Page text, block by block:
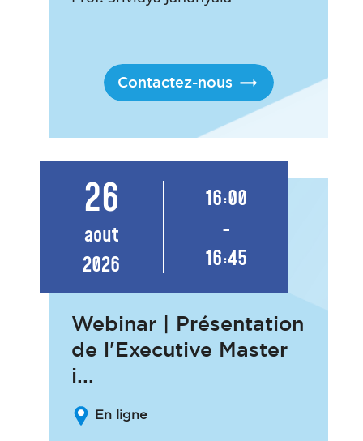
Contactez-nous
26
aout
2026
16:00
-
16:45
Webinar | Présentation
de l'Executive Master
i...
En ligne